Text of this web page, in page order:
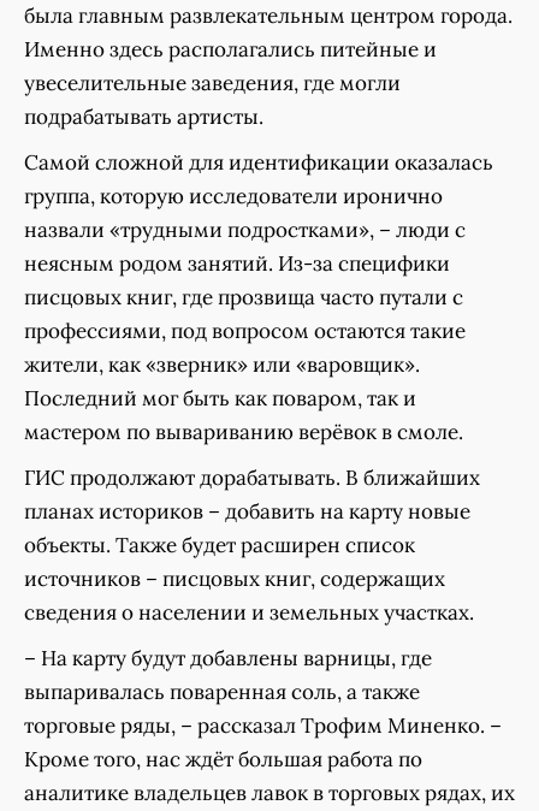
была главным развлекательным центром города.
Именно здесь располагались питейные и
увеселительные заведения, где могли
подрабатывать артисты.
Самой сложной для идентификации оказалась
группа, которую исследователи иронично
назвали «трудными подростками», – люди с
неясным родом занятий. Из-за специфики
писцовых книг, где прозвища часто путали с
профессиями, под вопросом остаются такие
жители, как «зверник» или «варовщик».
Последний мог быть как поваром, так и
мастером по вывариванию верёвок в смоле.
ГИС продолжают дорабатывать. В ближайших
планах историков – добавить на карту новые
объекты. Также будет расширен список
источников – писцовых книг, содержащих
сведения о населении и земельных участках.
– На карту будут добавлены варницы, где
выпаривалась поваренная соль, а также
торговые ряды, – рассказал Трофим Миненко. –
Кроме того, нас ждёт большая работа по
аналитике владельцев лавок в торговых рядах, их